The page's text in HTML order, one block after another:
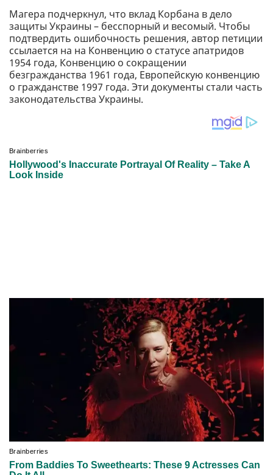
Магера подчеркнул, что вклад Корбана в дело
защиты Украины – бесспорный и весомый. Чтобы
подтвердить ошибочность решения, автор петиции
ссылается на на Конвенцию о статусе апатридов
1954 года, Конвенцию о сокращении
безгражданства 1961 года, Европейскую конвенцию
о гражданстве 1997 года. Эти документы стали часть
законодательства Украины.